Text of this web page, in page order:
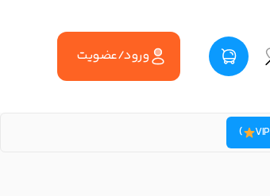
ورود/عضویت
)